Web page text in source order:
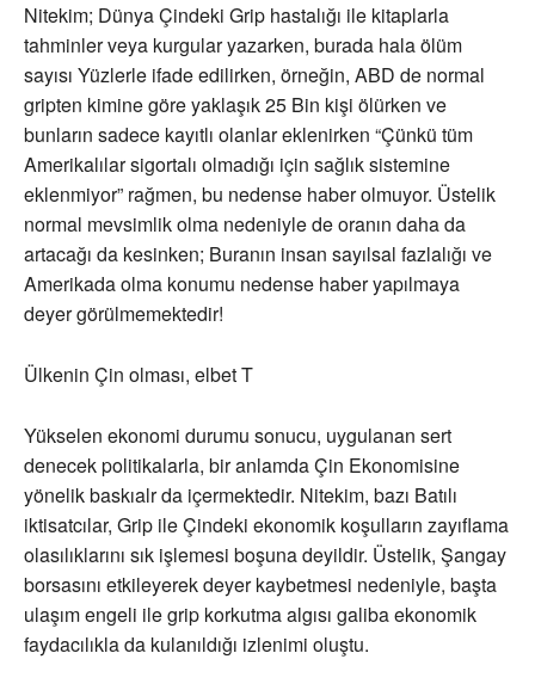
Nitekim; Dünya Çindeki Grip hastalığı ile kitaplarla
tahminler veya kurgular yazarken, burada hala ölüm
sayısı Yüzlerle ifade edilirken, örneğin, ABD de normal
gripten kimine göre yaklaşık 25 Bin kişi ölürken ve
bunların sadece kayıtlı olanlar eklenirken “Çünkü tüm
Amerikalılar sigortalı olmadığı için sağlık sistemine
eklenmiyor” rağmen, bu nedense haber olmuyor. Üstelik
normal mevsimlik olma nedeniyle de oranın daha da
artacağı da kesinken; Buranın insan sayılsal fazlalığı ve
Amerikada olma konumu nedense haber yapılmaya
deyer görülmemektedir!
Ülkenin Çin olması, elbet T
Yükselen ekonomi durumu sonucu, uygulanan sert
denecek politikalarla, bir anlamda Çin Ekonomisine
yönelik baskıalr da içermektedir. Nitekim, bazı Batılı
iktisatcılar, Grip ile Çindeki ekonomik koşulların zayıflama
olasılıklarını sık işlemesi boşuna deyildir. Üstelik, Şangay
borsasını etkileyerek deyer kaybetmesi nedeniyle, başta
ulaşım engeli ile grip korkutma algısı galiba ekonomik
faydacılıkla da kulanıldığı izlenimi oluştu.